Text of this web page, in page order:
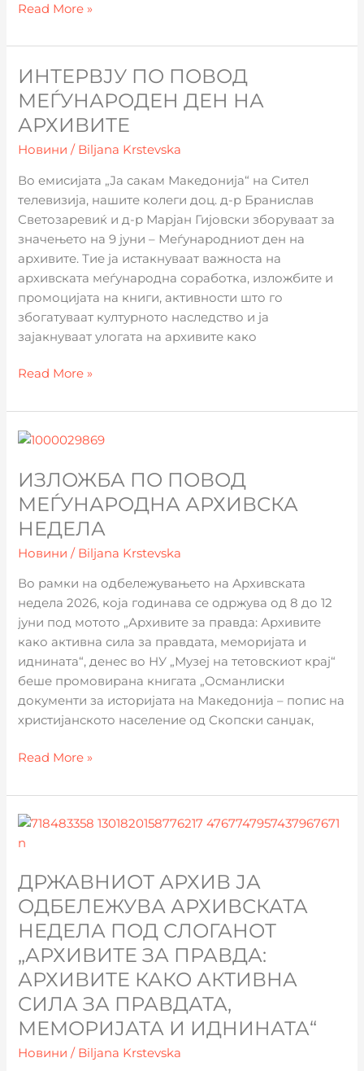
Read More »
ИНТЕРВЈУ ПО ПОВОД
МЕЃУНАРОДЕН ДЕН НА
АРХИВИТЕ
Новини / Biljana Krstevska
Во емисијата „Ја сакам Македонија“ на Сител
телевизија, нашите колеги доц. д-р Бранислав
Светозаревиќ и д-р Марјан Гијовски зборуваат за
значењето на 9 јуни – Меѓународниот ден на
архивите. Тие ја истакнуваат важноста на
архивската меѓународна соработка, изложбите и
промоцијата на книги, активности што го
збогатуваат културното наследство и ја
зајакнуваат улогата на архивите како
Интервју
по
повод
Меѓународен
ден
Read More »
ИЗЛОЖБА ПО ПОВОД
МЕЃУНАРОДНА АРХИВСКА
НЕДЕЛА
Новини / Biljana Krstevska
Во рамки на одбележувањето на Архивската
недела 2026, која годинава се одржува од 8 до 12
јуни под мотото „Архивите за правда: Архивите
како активна сила за правдата, меморијата и
иднината“, денес во НУ „Музеј на тетовскиот крај“
беше промовирана книгата „Османлиски
документи за историјата на Македонија – попис на
христијанското население од Скопски санџак,
Изложба
повод
Меѓународна
Архивска
недела
Read More »
ДРЖАВНИОТ АРХИВ ЈА
ОДБЕЛЕЖУВА АРХИВСКАТА
НЕДЕЛА ПОД СЛОГАНОТ
„АРХИВИТЕ ЗА ПРАВДА:
АРХИВИТЕ КАКО АКТИВНА
СИЛА ЗА ПРАВДАТА,
МЕМОРИЈАТА И ИДНИНАТА“
Новини / Biljana Krstevska
Државниот
архив
одбележува
Архивската
недела
под
слоганот
„Архивите
за
Архивите
како